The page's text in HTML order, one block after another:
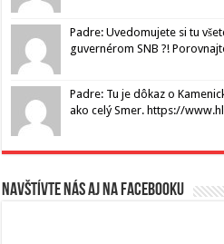
Padre: Uvedomujete si tu
guvernérom SNB ?!
Padre: Tu je dôkaz o
ako celý Smer. https://
Navštívte nás aj na Facebooku